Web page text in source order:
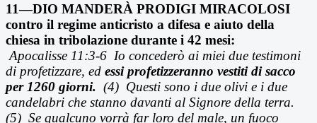
11—DIO MANDERÀ PRODIGI MIRACOLOSI
contro il regime anticristo a difesa e aiuto della
chiesa in tribolazione durante i 42 mesi:
Apocalisse 11:3-6 Io concederò ai miei due testimoni
di profetizzare, ed essi profetizzeranno vestiti di sacco
per 1260 giorni. (4) Questi sono i due olivi e i due
candelabri che stanno davanti al Signore della terra.
(5) Se qualcuno vorrà far loro del male, un fuoco